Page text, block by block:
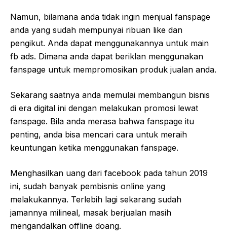
Namun, bilamana anda tidak ingin menjual fanspage
anda yang sudah mempunyai ribuan like dan
pengikut. Anda dapat menggunakannya untuk main
fb ads. Dimana anda dapat beriklan menggunakan
fanspage untuk mempromosikan produk jualan anda.
Sekarang saatnya anda memulai membangun bisnis
di era digital ini dengan melakukan promosi lewat
fanspage. Bila anda merasa bahwa fanspage itu
penting, anda bisa mencari cara untuk meraih
keuntungan ketika menggunakan fanspage.
Menghasilkan uang dari facebook pada tahun 2019
ini, sudah banyak pembisnis online yang
melakukannya. Terlebih lagi sekarang sudah
jamannya milineal, masak berjualan masih
mengandalkan offline doang.